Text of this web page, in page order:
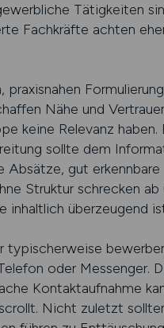
Tätigkeiten
Fachkräfte achten
Nähe und
keine Relevanz haben.
sollte dem
Absätze, gut erkennbare
Struktur schrecken ab
inhaltlich überzeugend
typischerweise
oder Messenger.
Kontaktaufnahme
Nicht zuletzt